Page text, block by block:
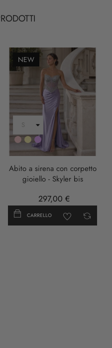
NEW
RosaOroLILLA
Abito a sirena con corpetto
gioiello - Skyler bis
297,00 €
CARRELLO